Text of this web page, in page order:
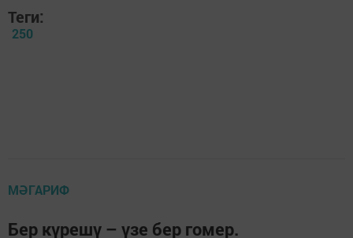
Теги:
250
МӘГАРИФ
Бер күрешү – үзе бер гомер.